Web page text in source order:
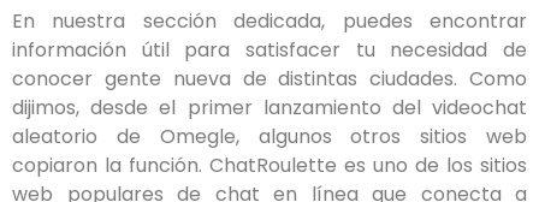
En nuestra sección dedicada, puedes encontrar
información útil para satisfacer tu necesidad de
conocer gente nueva de distintas ciudades. Como
dijimos, desde el primer lanzamiento del videochat
aleatorio de Omegle, algunos otros sitios web
copiaron la función. ChatRoulette es uno de los sitios
web populares de chat en línea que conecta a